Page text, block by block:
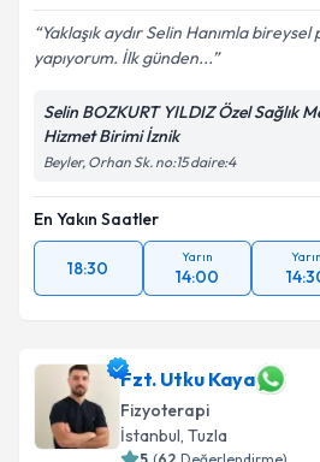
Yaklaşık aydır Selin Hanımla bireysel
yapıyorum. İlk günden...
Selin BOZKURT YILDIZ Özel Sağlık
Hizmet Birimi İznik
Beyler, Orhan Sk. no:15 daire:4
En Yakın Saatler
18:30
Yarın
14:00
Yarın
Fzt. Utku Kaya
Fizyoterapi
İstanbul, Tuzla